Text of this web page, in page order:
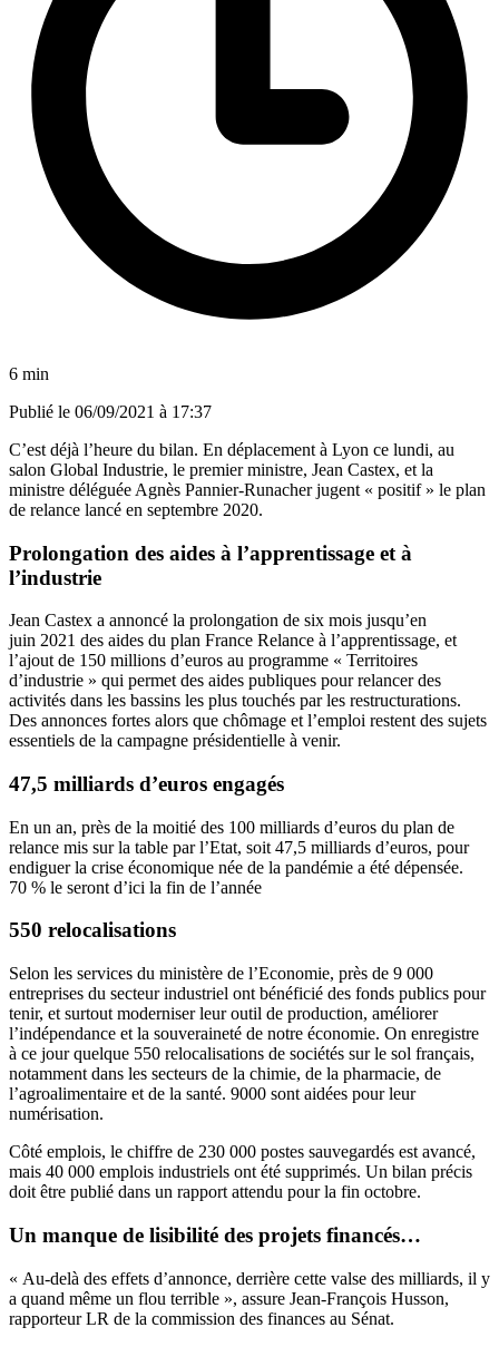
6 min
Publié le 06/09/2021 à 17:37
C’est déjà l’heure du bilan. En déplacement à Lyon ce lundi, au
salon Global Industrie, le premier ministre, Jean Castex, et la
ministre déléguée Agnès Pannier-Runacher jugent « positif » le plan
de relance lancé en septembre 2020.
Prolongation des aides à l’apprentissage et à
l’industrie
Jean Castex a annoncé la prolongation de six mois jusqu’en
juin 2021 des aides du plan France Relance à l’apprentissage, et
l’ajout de 150 millions d’euros au programme « Territoires
d’industrie » qui permet des aides publiques pour relancer des
activités dans les bassins les plus touchés par les restructurations.
Des annonces fortes alors que chômage et l’emploi restent des sujets
essentiels de la campagne présidentielle à venir.
47,5 milliards d’euros engagés
En un an, près de la moitié des 100 milliards d’euros du plan de
relance mis sur la table par l’Etat, soit 47,5 milliards d’euros, pour
endiguer la crise économique née de la pandémie a été dépensée.
70 % le seront d’ici la fin de l’année
550 relocalisations
Selon les services du ministère de l’Economie, près de 9 000
entreprises du secteur industriel ont bénéficié des fonds publics pour
tenir, et surtout moderniser leur outil de production, améliorer
l’indépendance et la souveraineté de notre économie. On enregistre
à ce jour quelque 550 relocalisations de sociétés sur le sol français,
notamment dans les secteurs de la chimie, de la pharmacie, de
l’agroalimentaire et de la santé. 9000 sont aidées pour leur
numérisation.
Côté emplois, le chiffre de 230 000 postes sauvegardés est avancé,
mais 40 000 emplois industriels ont été supprimés. Un bilan précis
doit être publié dans un rapport attendu pour la fin octobre.
Un manque de lisibilité des projets financés…
« Au-delà des effets d’annonce, derrière cette valse des milliards, il y
a quand même un flou terrible », assure Jean-François Husson,
rapporteur LR de la commission des finances au Sénat.